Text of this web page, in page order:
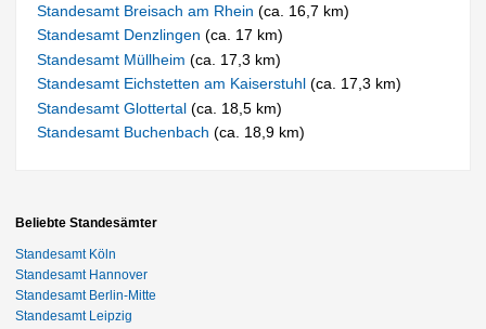
Standesamt Breisach am Rhein(ca. 16,7 km)
Standesamt Denzlingen(ca. 17 km)
Standesamt Müllheim(ca. 17,3 km)
Standesamt Eichstetten am Kaiserstuhl(ca. 17,3 km)
Standesamt Glottertal(ca. 18,5 km)
Standesamt Buchenbach(ca. 18,9 km)
Beliebte Standesämter
Standesamt Köln
Standesamt Hannover
Standesamt Berlin-Mitte
Standesamt Leipzig